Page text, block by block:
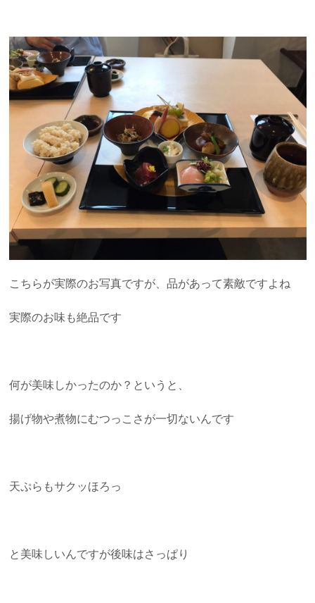
こちらが実際のお写真ですが、品があって素敵ですよね
実際のお味も絶品です
何が美味しかったのか？というと、
揚げ物や煮物にむつっこさが一切ないんです
天ぷらもサクッほろっ
と美味しいんですが後味はさっぱり